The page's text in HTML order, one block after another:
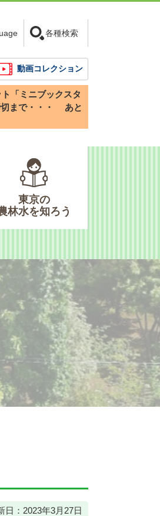
各種検索
動画コレクション
「ミニブックスタ
まで・・・
あと
東京の
林水を知ろう
日：2023年3月27日